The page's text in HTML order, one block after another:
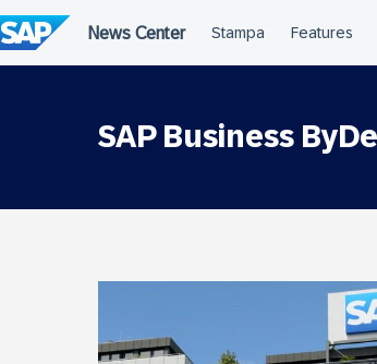
al
contenuto
SAP Business